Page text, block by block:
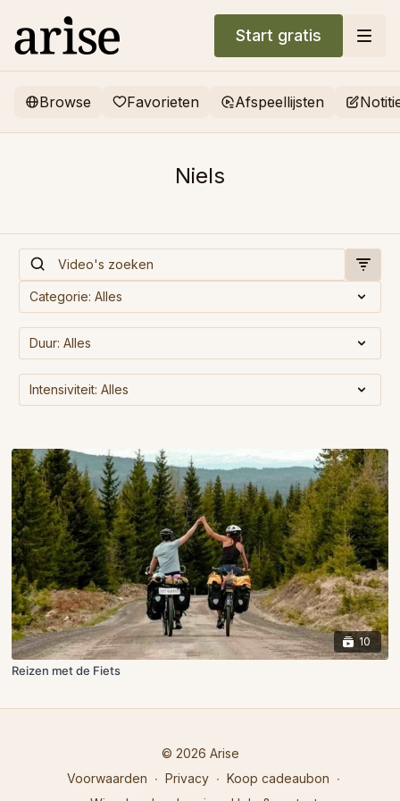
Start gratis
Browse Favorieten Afspeellijsten
Niels
10
Reizen met de Fiets
© 2026 Arise
Voorwaarden ∙ Privacy ∙ Koop cadeaubon ∙